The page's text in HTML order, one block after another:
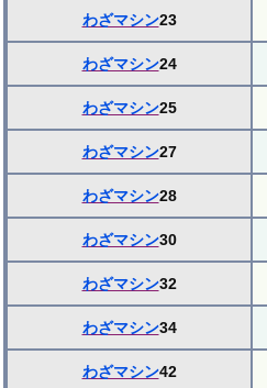
わざマシン23
わざマシン24
わざマシン25
わざマシン27
わざマシン28
わざマシン30
わざマシン32
わざマシン34
わざマシン42